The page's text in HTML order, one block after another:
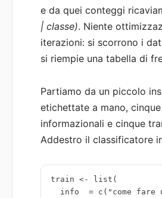
e da quei conteggi
| classe). Niente
iterazioni: si scorrono i
si riempie una tabella di
Partiamo da un piccolo
etichettate a mano, cinque
informazionali e cinque
Addestro il classificatore
train <- list(